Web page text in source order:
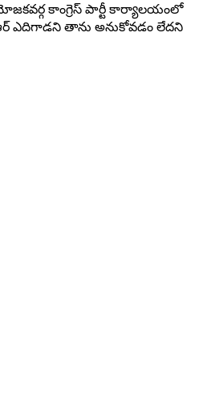
కాంగ్రెస్ పార్టీ కార్యాలయంలో
ఎదిగాడని తాను అనుకోవడం లేదని